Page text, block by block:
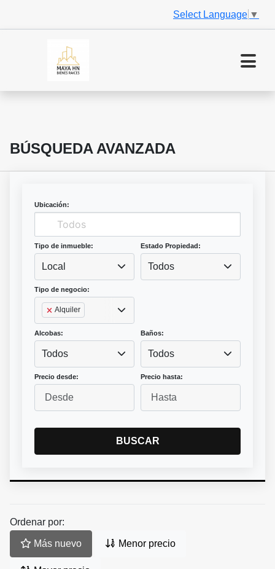
Select Language ▼
BÚSQUEDA AVANZADA
Ubicación:
Tipo de inmueble:
Local
Estado Propiedad:
Todos
Tipo de negocio:
Alquiler
Alcobas:
Todos
Baños:
Todos
Precio desde: Precio hasta:
BUSCAR
Ordenar por:
Más nuevo Menor precio